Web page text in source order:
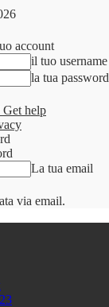
account
il tuo username
la tua password
Get help
La tua email
via email.